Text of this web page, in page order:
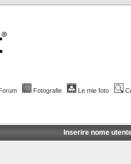
Fotografie Le mie foto
Inserire nome